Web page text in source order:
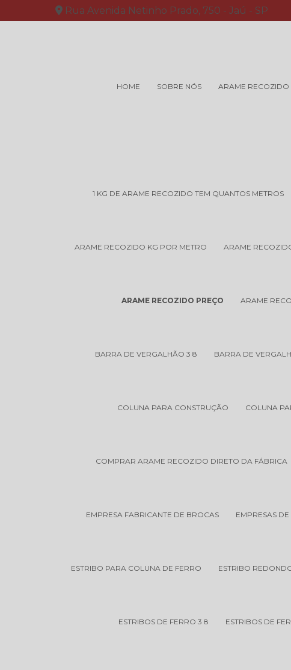
Rua Avenida Netinho Prado, 750 - Jaú - SP
HOME SOBRE NÓS ARAME RECOZIDO
1 KG DE ARAME RECOZIDO TEM QUANTOS METROS
ARAME RECOZIDO KG POR METRO ARAME
ARAME RECOZIDO PREÇO ARAME
BARRA DE VERGALHÃO 3 8 BARRA DE
COLUNA PARA CONSTRUÇÃO COLUNA
COMPRAR ARAME RECOZIDO DIRETO DA FÁBRICA
EMPRESA FABRICANTE DE BROCAS EMPRESAS
ESTRIBO PARA COLUNA DE FERRO ESTRIBO
ESTRIBOS DE FERRO 3 8 ESTRIBOS DE